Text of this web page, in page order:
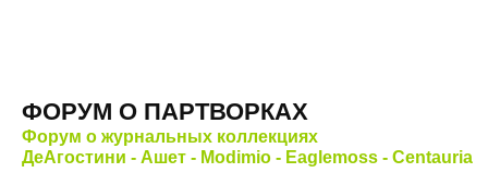
ФОРУМ О ПАРТВОРКАХ
Форум о журнальных коллекциях
ДеАгостини - Ашет - Modimio - Eaglemoss - Centauria